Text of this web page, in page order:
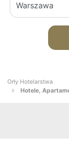
Orły Hotelarstwa
Hotele,